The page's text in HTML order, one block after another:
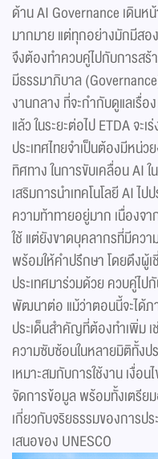
ด้าน AI Governance เดินห
มากมาย แต่ทุกอย่างมักมีสอ
จึงต้องทำควบคู่ไปกับการสร้า
มีธรรมาภิบาล
งานกลาง ที่จะกำกับดูแลเรื่อ
แล้ว ในระยะต่อไป ETDA จะ
ประเทศไทยจำเป็นต้องมีหน่ว
ทิศทาง ในการขับเคลื่อน AI
เสริมการนำเทคโนโลยี AI ไ
ความท้าทายอยู่มาก เนื่องจ
ใช้ แต่ยังขาดบุคลากรที่มีคว
พร้อมให้คำปรึกษา โดยดึงผู้เ
ประเทศมาร่วมด้วย ควบคู่ไ
พัฒนาต่อ แม้ว่าตอนนี้จะได้ภ
ประเด็นสำคัญที่ต้องทำเพิ่ม
ความซับซ้อนในหลายมิติทั้งป
เหมาะสมกับการใช้งาน เงื่อน
จัดการข้อมูล พร้อมทั้งเตรี
เกี่ยวกับจริยธรรมของการป
เสนอของ UNESCO